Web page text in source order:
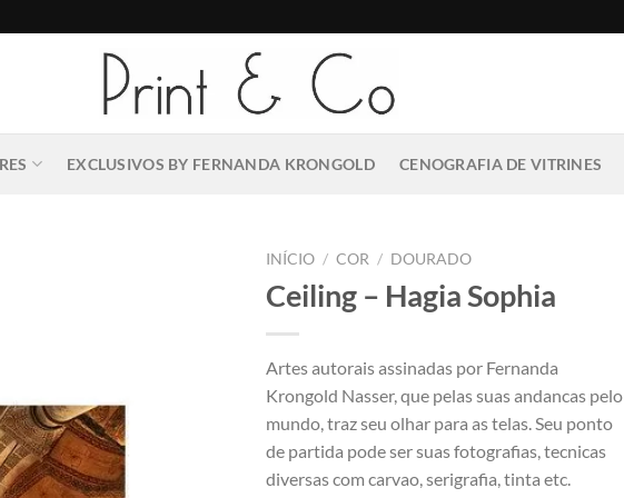
EXCLUSIVOS BY FERNANDA KRONGOLD CENOGRAFIA DE VITRINES
INÍCIO / COR / DOURADO
Ceiling – Hagia Sophia
Artes autorais assinadas por Fernanda
Krongold Nasser, que pelas suas andancas pelo
mundo, traz seu olhar para as telas. Seu ponto
de partida pode ser suas fotografias, tecnicas
diversas com carvao, serigrafia, tinta etc.